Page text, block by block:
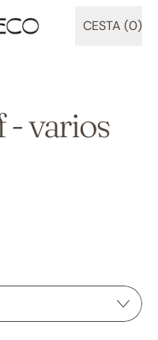
CESTA (0)
ARTÍCULOS
- varios